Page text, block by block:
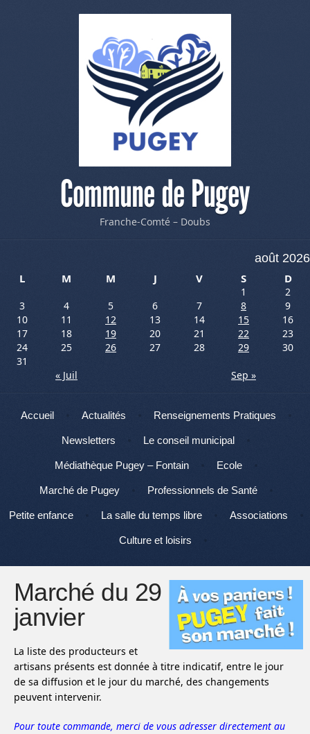
Commune de Pugey
Franche-Comté – Doubs
août 2026
L
M M J V S D
1
2
3
4 5 6 7 8
9
10
11 12 13 14 15
16
17
18 19 20 21 22
23
24
25 26 27 28 29
30
31
« Juil
Sep »
Menu
Aller au contenu
Accueil Actualités Renseignements Pratiques
Newsletters Le conseil municipal
Médiathèque Pugey – Fontain Ecole
Marché de Pugey Professionnels de Santé
Petite enfance La salle du temps libre Associations
Culture et loisirs
Marché du 29
janvier
La liste des producteurs et
artisans présents est donnée à titre indicatif, entre le jour
de sa diffusion et le jour du marché, des changements
peuvent intervenir.
Pour toute commande, merci de vous adresser directement au